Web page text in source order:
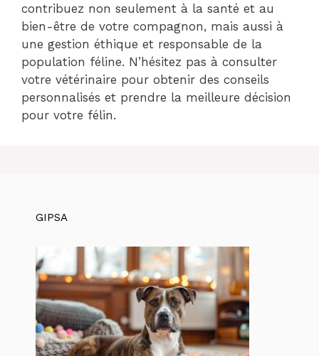
contribuez non seulement à la santé et au
bien-être de votre compagnon, mais aussi à
une gestion éthique et responsable de la
population féline. N’hésitez pas à consulter
votre vétérinaire pour obtenir des conseils
personnalisés et prendre la meilleure décision
pour votre félin.
GIPSA